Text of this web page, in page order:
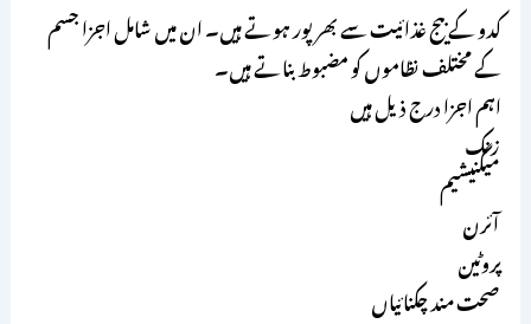
کدو کے بیج غذائیت سے بھرپور ہوتے ہیں۔ ان میں شامل اجزا جسم
کے مختلف نظاموں کو مضبوط بناتے ہیں۔
اہم اجزا درج ذیل ہیں
زنک
میگنیشیم
آئرن
پروٹین
صحت مند چکنائیاں